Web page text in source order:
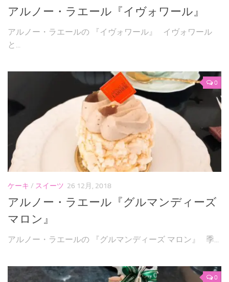
アルノー・ラエール『イヴォワール』
アルノー・ラエールの 『イヴォワール』 イヴォワール
と...
0
ケーキ / スイーツ 26 12月, 2018
アルノー・ラエール『グルマンディーズ
マロン』
アルノー・ラエールの 『グルマンディーズ マロン』 季...
0